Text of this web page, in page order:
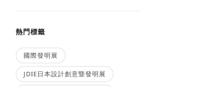
熱門標籤
國際發明展
JDIE日本設計創意暨發明展